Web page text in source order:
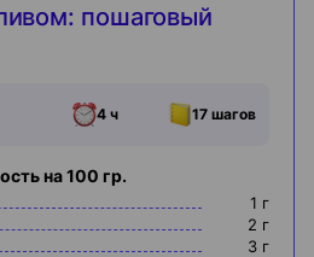
пошаговый
4 ч 17 шагов
на 100 гр.
1 г
2 г
3 г